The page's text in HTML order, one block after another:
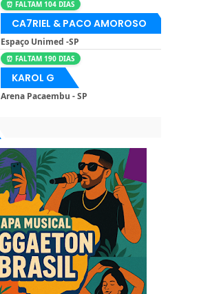
⏰ FALTAM 104 DIAS
CA7RIEL & PACO AMOROSO
Espaço Unimed -SP
⏰ FALTAM 190 DIAS
KAROL G
Arena Pacaembu - SP